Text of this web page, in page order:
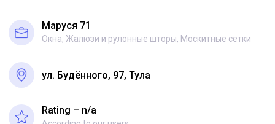
Маруся 71
Окна, Жалюзи и рулонные шторы, Москитные сетки
ул. Будённого, 97, Тула
Rating – n/a